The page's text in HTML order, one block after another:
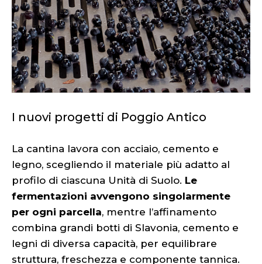
I nuovi progetti di Poggio Antico
La cantina lavora con acciaio, cemento e
legno, scegliendo il materiale più adatto al
profilo di ciascuna Unità di Suolo. Le
fermentazioni avvengono singolarmente
per ogni parcella, mentre l’affinamento
combina grandi botti di Slavonia, cemento e
legni di diversa capacità, per equilibrare
struttura, freschezza e componente tannica.